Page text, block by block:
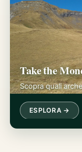
Take the
Scopra quali
ESPLORA →